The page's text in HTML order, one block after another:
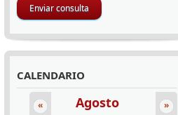
CALENDARIO
Agosto
« »